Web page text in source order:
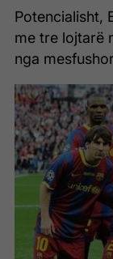
Potencialisht,
me tre lojtarë
nga